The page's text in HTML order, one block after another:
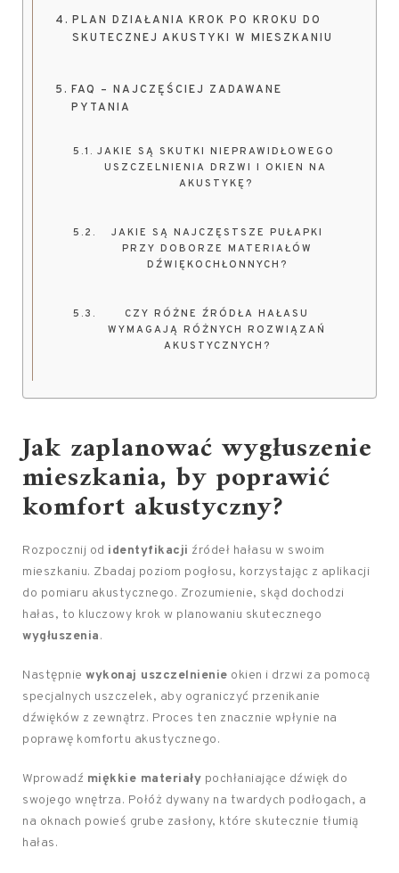
PLAN DZIAŁANIA KROK PO KROKU DO
SKUTECZNEJ AKUSTYKI W MIESZKANIU
FAQ – NAJCZĘŚCIEJ ZADAWANE
PYTANIA
JAKIE SĄ SKUTKI NIEPRAWIDŁOWEGO
USZCZELNIENIA DRZWI I OKIEN NA
AKUSTYKĘ?
JAKIE SĄ NAJCZĘSTSZE PUŁAPKI
PRZY DOBORZE MATERIAŁÓW
DŹWIĘKOCHŁONNYCH?
CZY RÓŻNE ŹRÓDŁA HAŁASU
WYMAGAJĄ RÓŻNYCH ROZWIĄZAŃ
AKUSTYCZNYCH?
Jak zaplanować wygłuszenie
mieszkania, by poprawić
komfort akustyczny?
Rozpocznij od identyfikacji źródeł hałasu w swoim
mieszkaniu. Zbadaj poziom pogłosu, korzystając z aplikacji
do pomiaru akustycznego. Zrozumienie, skąd dochodzi
hałas, to kluczowy krok w planowaniu skutecznego
wygłuszenia.
Następnie wykonaj uszczelnienie okien i drzwi za pomocą
specjalnych uszczelek, aby ograniczyć przenikanie
dźwięków z zewnątrz. Proces ten znacznie wpłynie na
poprawę komfortu akustycznego.
Wprowadź miękkie materiały pochłaniające dźwięk do
swojego wnętrza. Połóż dywany na twardych podłogach, a
na oknach powieś grube zasłony, które skutecznie tłumią
hałas.